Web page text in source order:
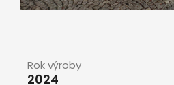
Rok výroby
2024